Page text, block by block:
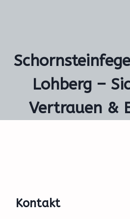
Lohberg –
Vertrauen &
Kontakt